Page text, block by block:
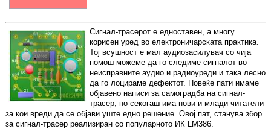
Сигнал-трасерот е едноставен, а многу
корисен уред во електроничарската практика.
Тој всушност е мал аудиозасилувач со чија
помош можеме да го следиме сигналот во
неисправните аудио и радиоуреди и така лесно
да го лоцираме дефектот. Повеќе пати имаме
објавено написи за самоградба на сигнал-
трасер, но секогаш има нови и млади читатели
за кои вреди да се објави уште едно решение. Овој пат, станува збор
за сигнал-трасер реализиран со популарното ИК LM386.